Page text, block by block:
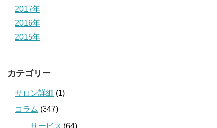
2017年
2016年
2015年
カテゴリー
サロン詳細 (1)
コラム (347)
サービス (64)